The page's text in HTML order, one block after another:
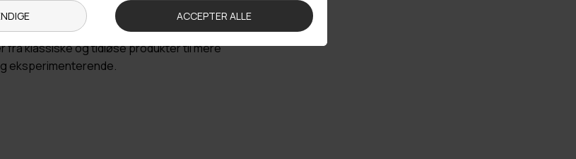
kendetegnet ved en høj grad af kvalitet og
Noir tilbyder en bred vifte af styles, der
fra klassiske og tidløse produkter til mere
eksperimenterende.